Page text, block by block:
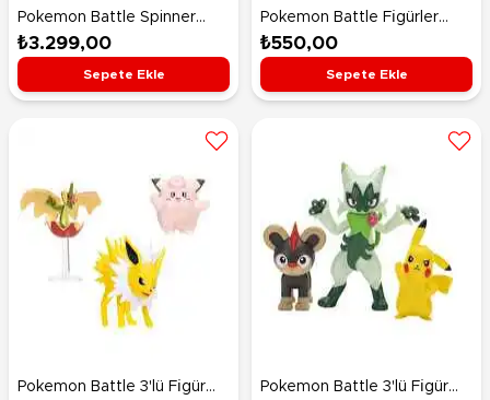
Pokemon Battle Spinner
Deluxe Arena Oyun Seti
₺3.299,00
Sepete Ekle
Pokemon Battle Fi̇gürler
Galarian Darumaka ve
Charmander
₺550,00
Sepete Ekle
Pokemon Battle 3'lü Fi̇gür
Pokemon Battle 3'lü Fi̇gür